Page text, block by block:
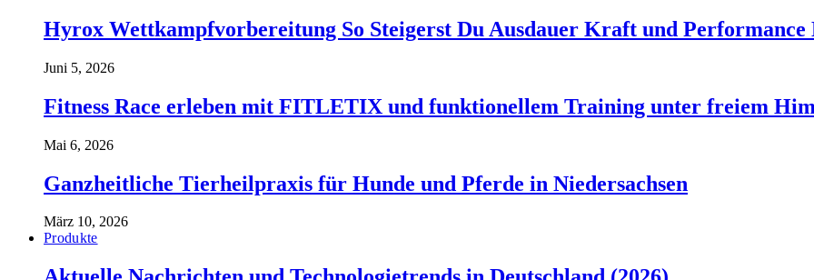
Hyrox Wettkampfvorbereitung So Steigerst Du Ausdauer Kraft und
Juni 5, 2026
Fitness Race erleben mit FITLETIX und funktionellem Training unter freiem
Mai 6, 2026
Ganzheitliche Tierheilpraxis für Hunde und Pferde in Niedersachsen
März 10, 2026
Produkte